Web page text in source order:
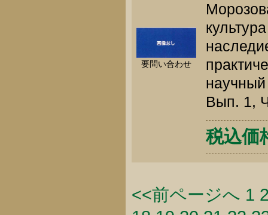
要問い合わせ
научный
Вып. 1,
税込価
<<前ページへ 1